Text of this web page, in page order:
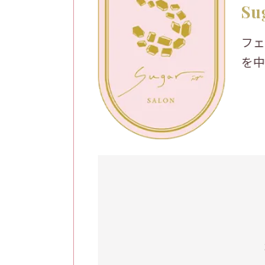
フ
を